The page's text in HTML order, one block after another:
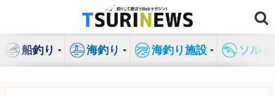
ン
船釣り 海釣り 海釣り施設 ソル